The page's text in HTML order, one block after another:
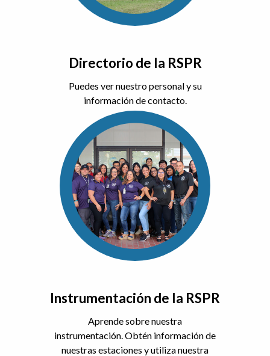
Directorio de la RSPR
Puedes ver nuestro personal y su
información de contacto.
Instrumentación de la RSPR
Aprende sobre nuestra
instrumentación. Obtén información de
nuestras estaciones y utiliza nuestra